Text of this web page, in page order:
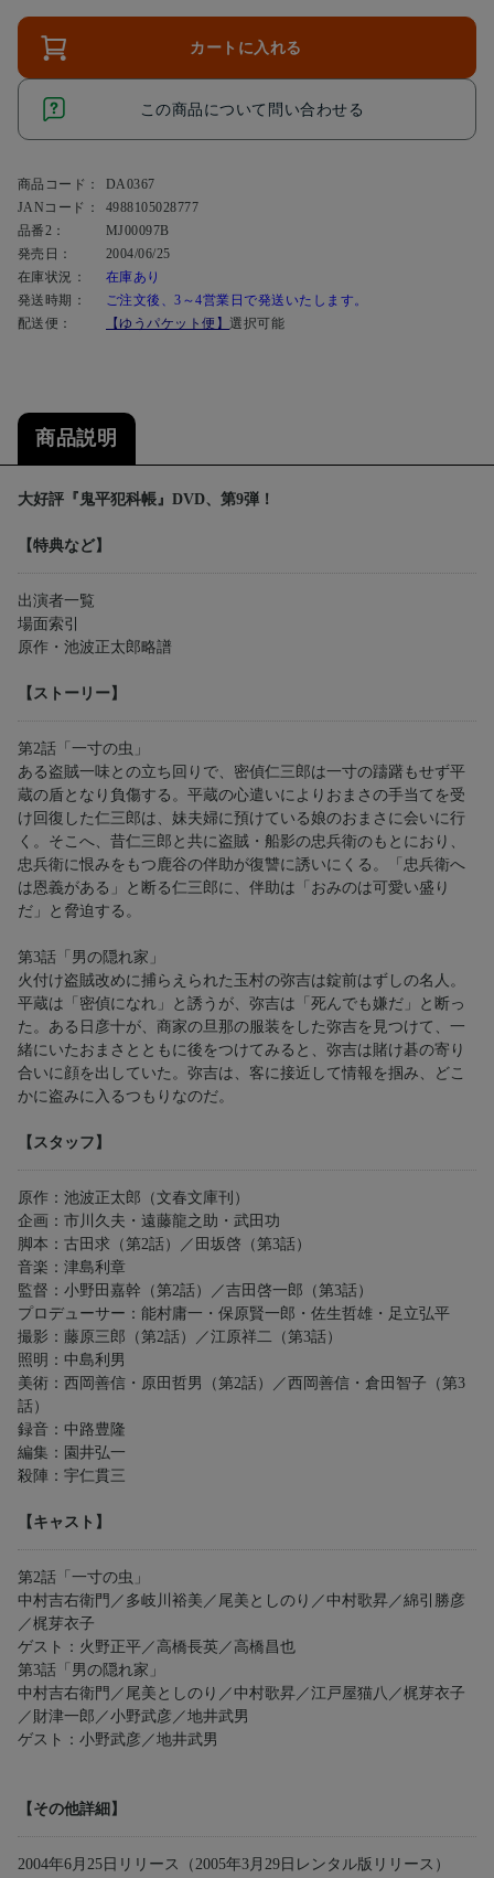
カートに入れる
この商品について問い合わせる
商品コード：
DA0367
JANコード：
4988105028777
品番2：
MJ00097B
発売日：
2004/06/25
在庫状況：
在庫あり
発送時期：
ご注文後、3～4営業日で発送いたします。
配送便：
【ゆうパケット便】 選択可能
商品説明
大好評『鬼平犯科帳』DVD、第9弾！
【特典など】
出演者一覧
場面索引
原作・池波正太郎略譜
【ストーリー】
第2話「一寸の虫」
ある盗賊一味との立ち回りで、密偵仁三郎は一寸の躊躇もせず平
蔵の盾となり負傷する。平蔵の心遣いによりおまさの手当てを受
け回復した仁三郎は、妹夫婦に預けている娘のおまさに会いに行
く。そこへ、昔仁三郎と共に盗賊・船影の忠兵衛のもとにおり、
忠兵衛に恨みをもつ鹿谷の伴助が復讐に誘いにくる。「忠兵衛へ
は恩義がある」と断る仁三郎に、伴助は「おみのは可愛い盛り
だ」と脅迫する。
第3話「男の隠れ家」
火付け盗賊改めに捕らえられた玉村の弥吉は錠前はずしの名人。
平蔵は「密偵になれ」と誘うが、弥吉は「死んでも嫌だ」と断っ
た。ある日彦十が、商家の旦那の服装をした弥吉を見つけて、一
緒にいたおまさとともに後をつけてみると、弥吉は賭け碁の寄り
合いに顔を出していた。弥吉は、客に接近して情報を掴み、どこ
かに盗みに入るつもりなのだ。
【スタッフ】
原作：池波正太郎（文春文庫刊）
企画：市川久夫・遠藤龍之助・武田功
脚本：古田求（第2話）／田坂啓（第3話）
音楽：津島利章
監督：小野田嘉幹（第2話）／吉田啓一郎（第3話）
プロデューサー：能村庸一・保原賢一郎・佐生哲雄・足立弘平
撮影：藤原三郎（第2話）／江原祥二（第3話）
照明：中島利男
美術：西岡善信・原田哲男（第2話）／西岡善信・倉田智子（第3
話）
録音：中路豊隆
編集：園井弘一
殺陣：宇仁貫三
【キャスト】
第2話「一寸の虫」
中村吉右衛門／多岐川裕美／尾美としのり／中村歌昇／綿引勝彦
／梶芽衣子
ゲスト：火野正平／高橋長英／高橋昌也
第3話「男の隠れ家」
中村吉右衛門／尾美としのり／中村歌昇／江戸屋猫八／梶芽衣子
／財津一郎／小野武彦／地井武男
ゲスト：小野武彦／地井武男
【その他詳細】
2004年6月25日リリース（2005年3月29日レンタル版リリース）